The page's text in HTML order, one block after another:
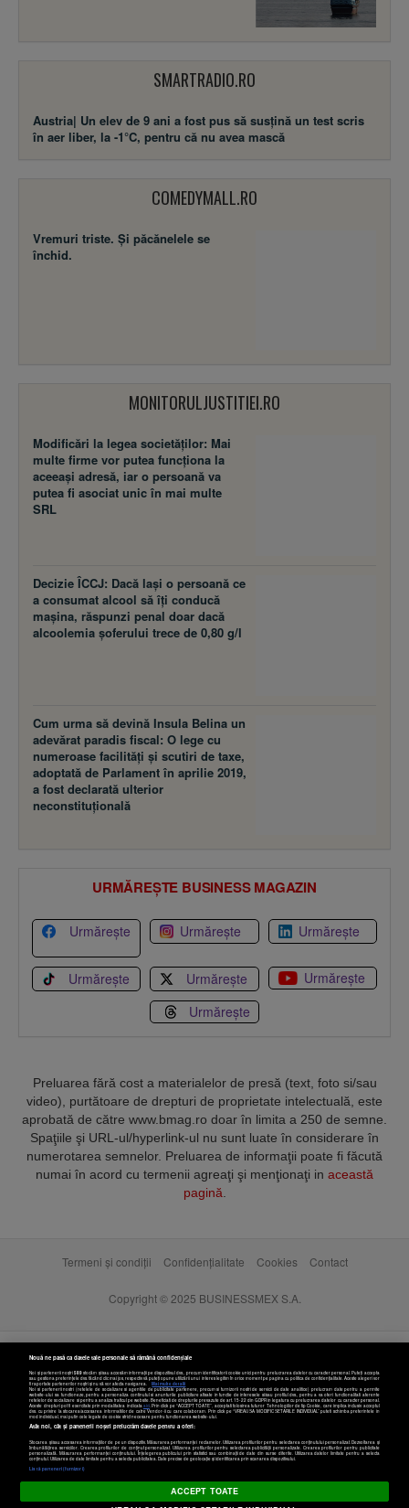
SMARTRADIO.RO
Austria| Un elev de 9 ani a fost pus să susţină un test scris
în aer liber, la -1°C, pentru că nu avea mască
COMEDYMALL.RO
Vremuri triste. Şi păcănelele se
închid.
MONITORULJUSTITIEI.RO
Modificări la legea societăţilor: Mai
multe firme vor putea funcţiona la
aceeaşi adresă, iar o persoană va
putea fi asociat unic în mai multe
SRL
Decizie ÎCCJ: Dacă laşi o persoană ce
a consumat alcool să îţi conducă
maşina, răspunzi penal doar dacă
alcoolemia şoferului trece de 0,80 g/l
Cum urma să devină Insula Belina un
adevărat paradis fiscal: O lege cu
numeroase facilităţi şi scutiri de taxe,
adoptată de Parlament în aprilie 2019,
a fost declarată ulterior
neconstituţională
URMĂREȘTE BUSINESS MAGAZIN
Urmărește Urmărește Urmărește
Urmărește Urmărește
Urmărește
Urmărește
Preluarea fără cost a materialelor de presă (text, foto si/sau
video), purtătoare de drepturi de proprietate intelectuală, este
aprobată de către www.bmag.ro doar în limita a 250 de semne.
Spaţiile şi URL-ul/hyperlink-ul nu sunt luate în considerare în
numerotarea semnelor. Preluarea de informaţii poate fi făcută
numai în acord cu termenii agreaţi şi menţionaţi in această
pagină
Termeni și condiții Confidențialitate Cookies Contact
Copyright © 2025 BUSINESSMEX S.A.
Setări cookies
Nouă ne pasă ca datele tale personale să rămână confidențiale
Noi și partenerii noștri589stocăm și/sau accesăm informații pe dispozitivul dvs., precum identificatorii cookie unici pentru prelucrarea datelor cu caracter personal. Puteți accepta
sau gestiona preferințele dvs. făcând clic mai jos, respectiv vă puteți opune utilizării unui interes legitim în orice moment pe pagina cu politica de confidențialitate. Aceste alegeri vor
fi raportate partenerilor noștri și nu vă vor afecta navigarea.
Mai multe detalii
Noi si partenerii nostri (retelele de socializare si agentiile de publicitate partenere, precum si furnizorii nostri de servicii de date analitice) prelucram date pentru a permite
website-ului sa functioneze, pentru a personaliza continutul si anunturile publicitare afisate in functie de interesele si/sau profilul dvs., pentru a va oferi functionalitati aferente
retelelor de socializare si pentru a analiza traficul pe website. Beneficiati de drepturile prevazute de art. 15-22 din GDPR in legatura cu prelucrarea datelor cu caracter personal.
Aceste drepturi pot fi exercitate prin modalitatea indicataaici. Prin click pe “ACCEPT TOATE”, acceptati folosirea tuturor Tehnologiilor de tip Cookie, care implica inclusiv acceptul
dvs. cu privire la stocarea/accesarea informatiilor de catre Vendor-ii cu care colaboram. Prin click pe “VREAU SA MODIFIC SETARILE INDIVIDUAL” puteti schimba preferintele in
mod individual, mai putin cele legate de cookie strict necesare pentru functionarea website-ului.
Atât noi, cât și partenerii noștri prelucrăm datele pentru a oferi:
Stocarea și/sau accesarea informațiilor de pe un dispozitiv. Măsurarea performanței reclamelor. Utilizarea profilurilor pentru selectarea conținutului personalizat. Dezvoltarea și
îmbunătățirea serviciilor. Crearea profilurilor de conținut personalizat. Utilizarea profilurilor pentru selectarea publicității personalizate. Crearea profilurilor pentru publicitate
personalizată. Măsurarea performanței conținutului. Înțelegerea publicului prin statistici sau combinații de date din surse diferite. Utilizarea datelor limitate pentru a selecta
conținutul. Utilizarea de date limitate pentru a selecta publicitatea. Date precise de geolocație și identificarea prin scanarea dispozitivului.
Listă parteneri (furnizori)
ACCEPT TOATE